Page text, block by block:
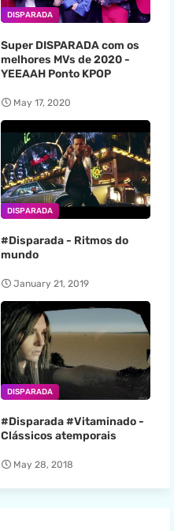
DISPARADA
Super DISPARADA com os
melhores MVs de 2020 -
YEEAAH Ponto KPOP
May 17, 2020
DISPARADA
#Disparada - Ritmos do
mundo
January 21, 2019
DISPARADA
#Disparada #Vitaminado -
Clássicos atemporais
May 28, 2018